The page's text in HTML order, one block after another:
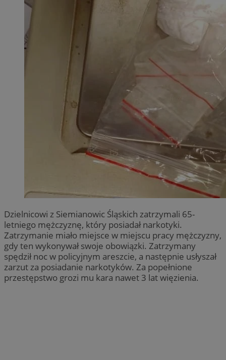
Dzielnicowi z Siemianowic Śląskich zatrzymali 65-
letniego mężczyznę, który posiadał narkotyki.
Zatrzymanie miało miejsce w miejscu pracy mężczyzny,
gdy ten wykonywał swoje obowiązki. Zatrzymany
spędził noc w policyjnym areszcie, a następnie usłyszał
zarzut za posiadanie narkotyków. Za popełnione
przestępstwo grozi mu kara nawet 3 lat więzienia.